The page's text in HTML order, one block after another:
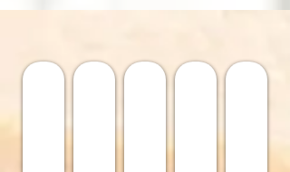
お問合せ(メール)バーコードハンディターミナ
eRegi(iPad AWSﾚｼﾞ)
ﾊﾞｰｺｰﾄﾞ値札印
タッチ